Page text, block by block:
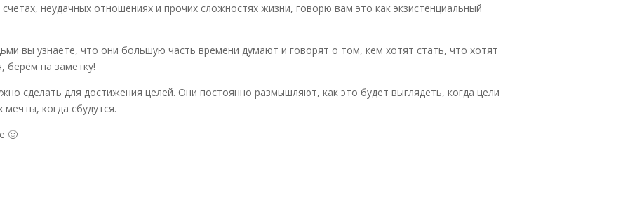
неудачных отношениях и прочих сложностях жизни, говорю вам это как экзистенциальный
вы узнаете, что они большую часть времени думают и говорят о том, кем хотят стать, что хотят
берём на заметку!
сделать для достижения целей. Они постоянно размышляют, как это будет выглядеть, когда цели
мечты, когда сбудутся.
🙂